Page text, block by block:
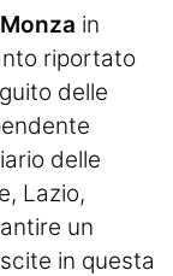
Monza in
riportato
delle
delle
Lazio,
un
in questa